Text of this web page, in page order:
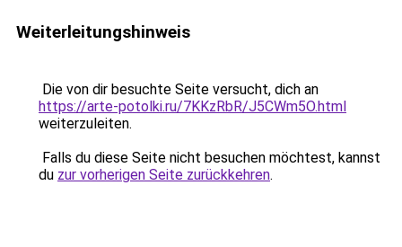
Weiterleitungshinweis
Die von dir besuchte Seite versucht, dich an
https://arte-potolki.ru/7KKzRbR/J5CWm5O.html
weiterzuleiten.
Falls du diese Seite nicht besuchen möchtest, kannst
du zur vorherigen Seite zurückkehren.